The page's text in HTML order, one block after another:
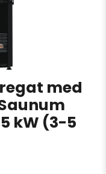
med
kW (3-5